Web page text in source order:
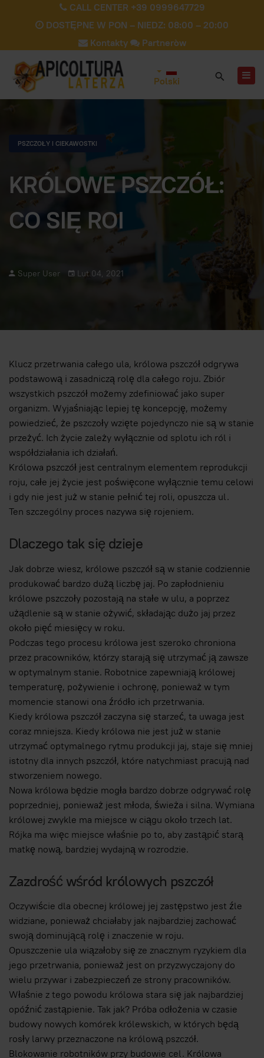
CALL CENTER +39 0999647729
DOSTĘPNE W PON – NIEDZ: 08:00 – 20:00
Kontakty
Partneròw
Polski
PSZCZOŁY I CIEKAWOSTKI
KRÓLOWE PSZCZÓŁ:
CO SIĘ ROI
Super User Lut 04, 2021
Klucz przetrwania całego ula, królowa pszczół odgrywa
podstawową i zasadniczą rolę dla całego roju. Zbiór
wszystkich pszczół możemy zdefiniować jako super
organizm. Wyjaśniając lepiej tę koncepcję, możemy
powiedzieć, że pszczoły wzięte pojedynczo nie są w stanie
przeżyć. Ich życie zależy wyłącznie od splotu ich ról i
współdziałania ich działań.
Królowa pszczół jest centralnym elementem reprodukcji
roju, całe jej życie jest poświęcone wyłącznie temu celowi
i gdy nie jest już w stanie pełnić tej roli, opuszcza ul.
Ten szczególny proces nazywa się rojeniem.
Dlaczego tak się dzieje
Jak dobrze wiesz, królowe pszczół są w stanie codziennie
produkować bardzo dużą liczbę jaj. Po zapłodnieniu
królowe pszczoły pozostają na stałe w ulu, a poprzez
użądlenie są w stanie ożywić, składając dużo jaj przez
około pięć miesięcy w roku.
Podczas tego procesu królowa jest szeroko chroniona
przez pracowników, którzy starają się utrzymać ją zawsze
w optymalnym stanie. Robotnice zapewniają królowej
temperaturę, pożywienie i ochronę, ponieważ w tym
momencie stanowi ona źródło ich przetrwania.
Kiedy królowa pszczół zaczyna się starzeć, ta uwaga jest
coraz mniejsza. Kiedy królowa nie jest już w stanie
utrzymać optymalnego rytmu produkcji jaj, staje się mniej
istotny dla innych pszczół, które natychmiast pracują nad
stworzeniem nowego.
Nowa królowa będzie mogła bardzo dobrze odgrywać rolę
poprzedniej, ponieważ jest młoda, świeża i silna. Wymiana
królowej zwykle ma miejsce w ciągu około trzech lat.
Rójka ma więc miejsce właśnie po to, aby zastąpić starą
matkę nową, bardziej wydajną w rozrodzie.
Zazdrość wśród królowych pszczół
Oczywiście dla obecnej królowej jej zastępstwo jest źle
widziane, ponieważ chciałaby jak najbardziej zachować
swoją dominującą rolę i znaczenie w roju.
Opuszczenie ula wiązałoby się ze znacznym ryzykiem dla
jego przetrwania, ponieważ jest on przyzwyczajony do
wielu przywar i zabezpieczeń ze strony pracowników.
Właśnie z tego powodu królowa stara się jak najbardziej
opóźnić zastąpienie. Tak jak? Próba odłożenia w czasie
budowy nowych komórek królewskich, w których będą
rosły larwy przeznaczone na królową pszczół.
Blokowanie robotników przy budowie cel. Królowa